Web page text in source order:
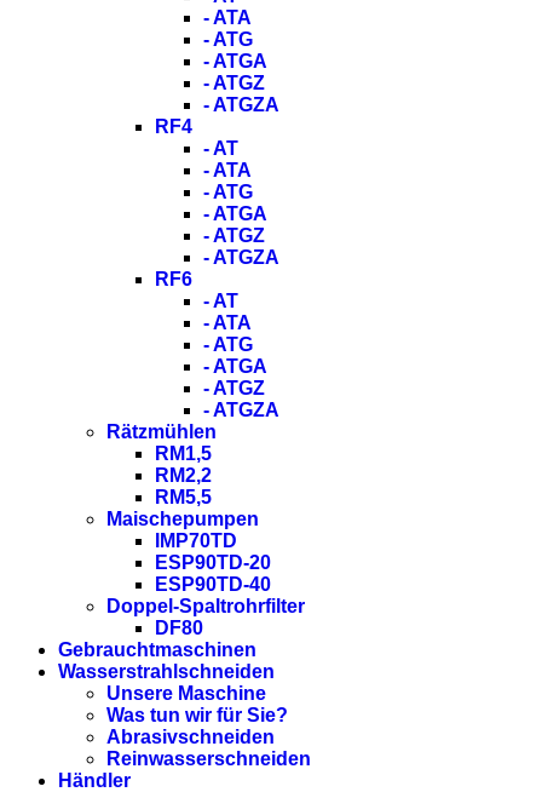
- ATA
- ATG
- ATGA
- ATGZ
- ATGZA
RF4
- AT
- ATA
- ATG
- ATGA
- ATGZ
- ATGZA
RF6
- AT
- ATA
- ATG
- ATGA
- ATGZ
- ATGZA
Rätzmühlen
RM1,5
RM2,2
RM5,5
Maischepumpen
IMP70TD
ESP90TD-20
ESP90TD-40
Doppel-Spaltrohrfilter
DF80
Gebrauchtmaschinen
Wasserstrahlschneiden
Unsere Maschine
Was tun wir für Sie?
Abrasivschneiden
Reinwasserschneiden
Händler